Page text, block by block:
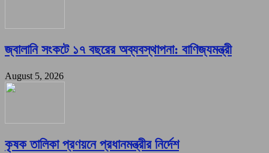
জ্বালানি সংকটে ১৭ বছরের অব্যবস্থাপনা: বাণিজ্যমন্ত্রী
August 5, 2026
কৃষক তালিকা প্রণয়নে প্রধানমন্ত্রীর নির্দেশ